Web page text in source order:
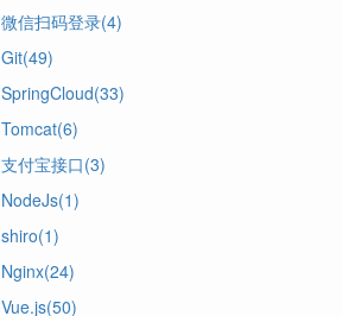
微信扫码登录(4)
Git(49)
SpringCloud(33)
Tomcat(6)
支付宝接口(3)
NodeJs(1)
shiro(1)
Nginx(24)
Vue.js(50)